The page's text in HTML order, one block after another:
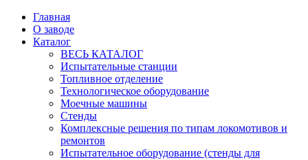
Главная
О заводе
Каталог
ВЕСЬ КАТАЛОГ
Испытательные станции
Топливное отделение
Технологическое оборудование
Моечные машины
Стенды
Комплексные решения по типам локомотивов и
ремонтов
Испытательное оборудование (стенды для